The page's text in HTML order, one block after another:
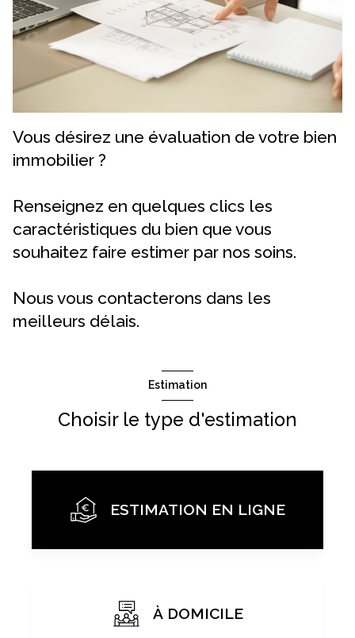
Vous désirez une évaluation de votre bien
immobilier ?
Renseignez en quelques clics les
caractéristiques du bien que vous
souhaitez faire estimer par nos soins.
Nous vous contacterons dans les
meilleurs délais.
Estimation
Choisir le type d'estimation
ESTIMATION EN LIGNE
À DOMICILE